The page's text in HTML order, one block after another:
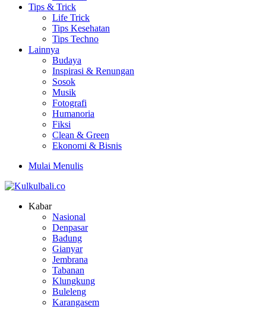
Tips & Trick
Life Trick
Tips Kesehatan
Tips Techno
Lainnya
Budaya
Inspirasi & Renungan
Sosok
Musik
Fotografi
Humanoria
Fiksi
Clean & Green
Ekonomi & Bisnis
Mulai Menulis
Kabar
Nasional
Denpasar
Badung
Gianyar
Jembrana
Tabanan
Klungkung
Buleleng
Karangasem